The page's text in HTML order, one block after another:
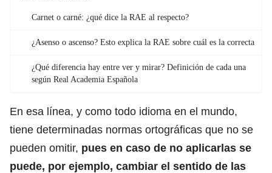
Carnet o carné: ¿qué dice la RAE al respecto?
¿Asenso o ascenso? Esto explica la RAE sobre cuál es la correcta
¿Qué diferencia hay entre ver y mirar? Definición de cada una
según Real Academia Española
En esa línea, y como todo idioma en el mundo,
tiene determinadas normas ortográficas que no se
pueden omitir, pues en caso de no aplicarlas se
puede, por ejemplo, cambiar el sentido de las